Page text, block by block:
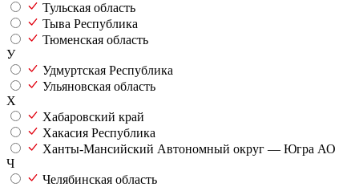
Тульская область
Тыва Республика
Тюменская область
У
Удмуртская Республика
Ульяновская область
Х
Хабаровский край
Хакасия Республика
Ханты-Мансийский Автономный округ — Югра АО
Ч
Челябинская область